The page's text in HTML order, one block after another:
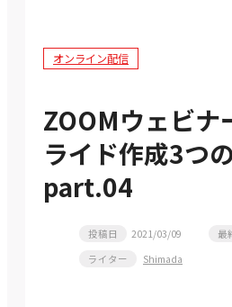
オンライン配信
ZOOMウェビナ
ライド作成3つ
part.04
投稿日 2021/03/09 最
ライター
Shimada